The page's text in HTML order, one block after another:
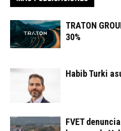
TRATON
30%
Habib Turki
FVET